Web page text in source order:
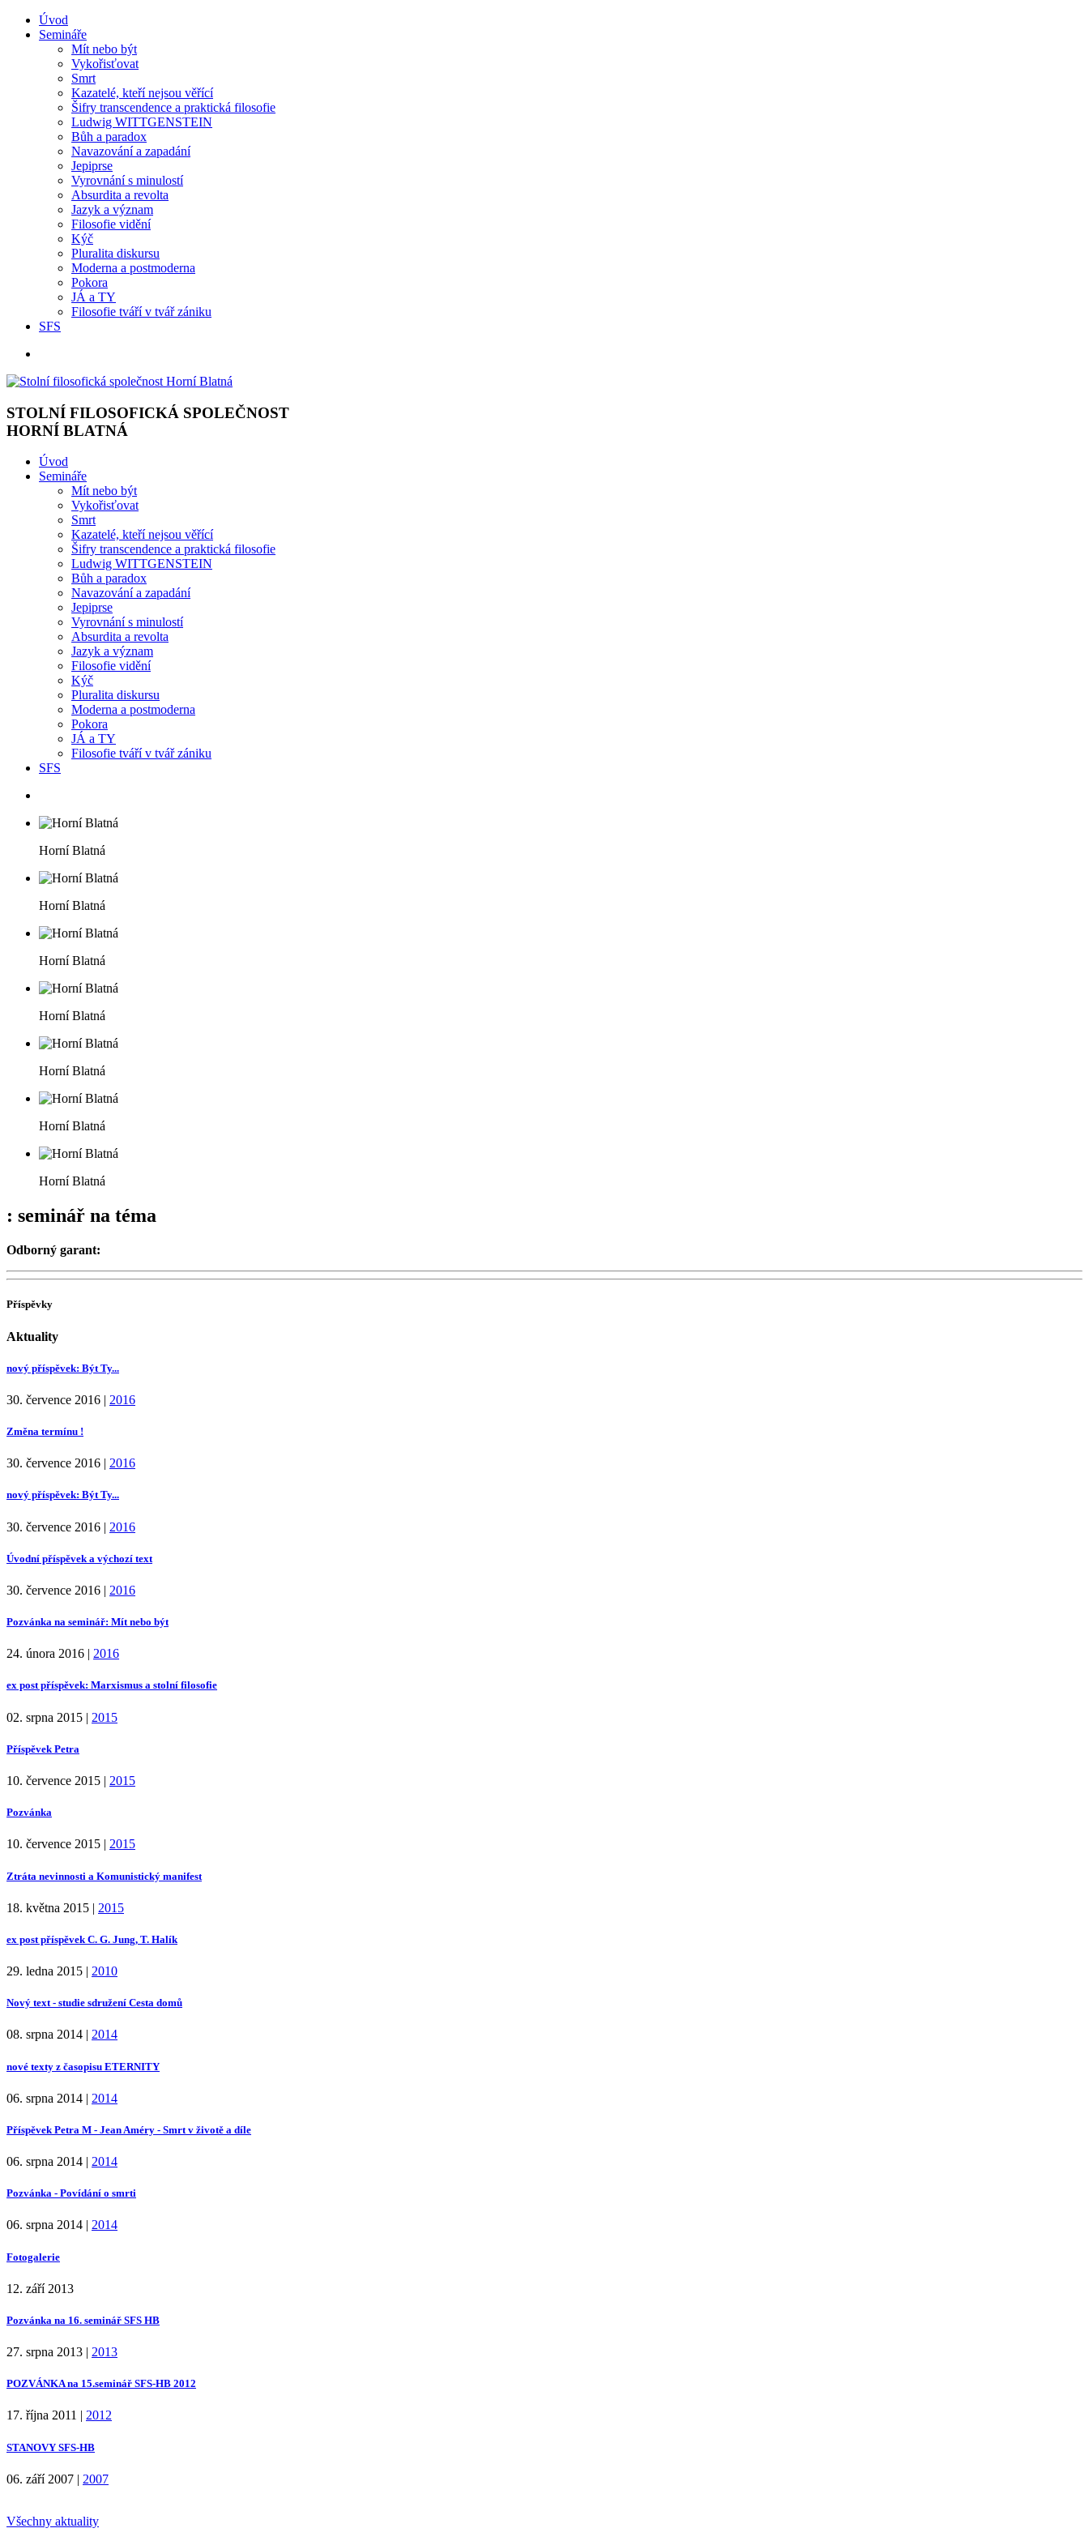
Úvod
Semináře
Mít nebo být
Vykořisťovat
Smrt
Kazatelé, kteří nejsou věřící
Šifry transcendence a praktická filosofie
Ludwig WITTGENSTEIN
Bůh a paradox
Navazování a zapadání
Jepiprse
Vyrovnání s minulostí
Absurdita a revolta
Jazyk a význam
Filosofie vidění
Kýč
Pluralita diskursu
Moderna a postmoderna
Pokora
JÁ a TY
Filosofie tváří v tvář zániku
SFS
STOLNÍ FILOSOFICKÁ SPOLEČNOST
HORNÍ BLATNÁ
Úvod
Semináře
Mít nebo být
Vykořisťovat
Smrt
Kazatelé, kteří nejsou věřící
Šifry transcendence a praktická filosofie
Ludwig WITTGENSTEIN
Bůh a paradox
Navazování a zapadání
Jepiprse
Vyrovnání s minulostí
Absurdita a revolta
Jazyk a význam
Filosofie vidění
Kýč
Pluralita diskursu
Moderna a postmoderna
Pokora
JÁ a TY
Filosofie tváří v tvář zániku
SFS
Horní Blatná
Horní Blatná
Horní Blatná
Horní Blatná
Horní Blatná
Horní Blatná
Horní Blatná
: seminář na téma
Odborný garant:
Příspěvky
Aktuality
nový příspěvek: Být Ty...
30. července 2016 | 2016
Změna termínu !
30. července 2016 | 2016
nový příspěvek: Být Ty...
30. července 2016 | 2016
Úvodní příspěvek a výchozí text
30. července 2016 | 2016
Pozvánka na seminář: Mít nebo být
24. února 2016 | 2016
ex post příspěvek: Marxismus a stolní filosofie
02. srpna 2015 | 2015
Příspěvek Petra
10. července 2015 | 2015
Pozvánka
10. července 2015 | 2015
Ztráta nevinnosti a Komunistický manifest
18. května 2015 | 2015
ex post příspěvek C. G. Jung, T. Halík
29. ledna 2015 | 2010
Nový text - studie sdružení Cesta domů
08. srpna 2014 | 2014
nové texty z časopisu ETERNITY
06. srpna 2014 | 2014
Příspěvek Petra M - Jean Améry - Smrt v životě a díle
06. srpna 2014 | 2014
Pozvánka - Povídání o smrti
06. srpna 2014 | 2014
Fotogalerie
12. září 2013
Pozvánka na 16. seminář SFS HB
27. srpna 2013 | 2013
POZVÁNKA na 15.seminář SFS-HB 2012
17. října 2011 | 2012
STANOVY SFS-HB
06. září 2007 | 2007
Všechny aktuality